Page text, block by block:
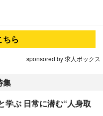
ちら
sponsored by 求人ボックス
集
学ぶ 日常に潜む“人身取